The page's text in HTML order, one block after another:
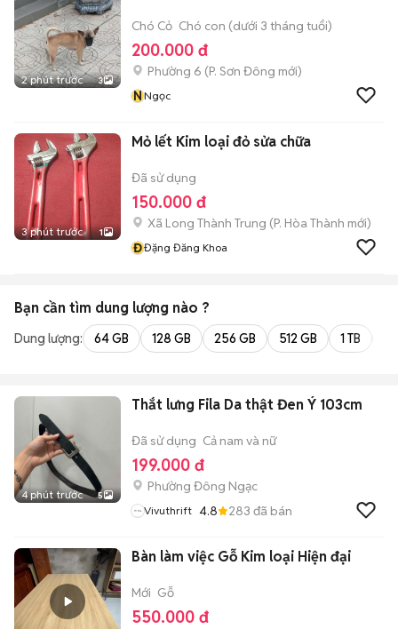
2 phút trước 3
Chó Cỏ Chó con (dưới 3 tháng tuổi)
200.000 đ
Phường 6 (P. Sơn Đông mới)
NNgọc
3 phút trước 1
Mỏ lết Kim loại đỏ sửa chữa
Đã sử dụng
150.000 đ
Xã Long Thành Trung (P. Hòa Thành mới)
ĐĐặng Đăng Khoa
Bạn cần tìm dung lượng nào ?
Dung lượng: 64 GB 128 GB 256 GB 512 GB 1 TB
4 phút trước 5
Thắt lưng Fila Da thật Đen Ý 103cm
Đã sử dụng Cả nam và nữ
199.000 đ
Phường Đông Ngạc
Vivuthrift 4.8 283 đã bán
Bàn làm việc Gỗ Kim loại Hiện đại
Mới Gỗ
550.000 đ